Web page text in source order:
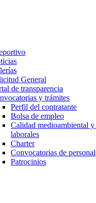
General
de transparencia
y trámites
Perfil del contratante
Bolsa de empleo
Calidad medioambiental
laborales
Charter
Convocatorias de personal
Patrocinios